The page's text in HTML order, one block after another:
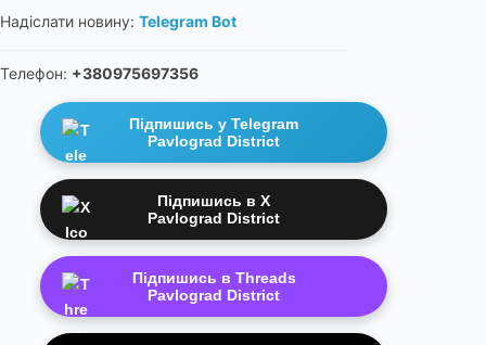
Надіслати новину: Telegram Bot
Телефон: +380975697356
Підпишись у Telegram
Pavlograd District
Підпишись в X
Pavlograd District
Підпишись в Threads
Pavlograd District